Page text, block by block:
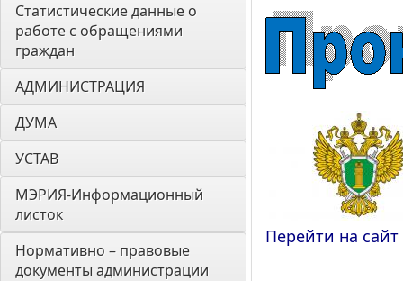
Статистические данные о
работе с обращениями
граждан
АДМИНИСТРАЦИЯ
ДУМА
УСТАВ
МЭРИЯ-Информационный
листок
Нормативно – правовые
документы администрации
Перейти на